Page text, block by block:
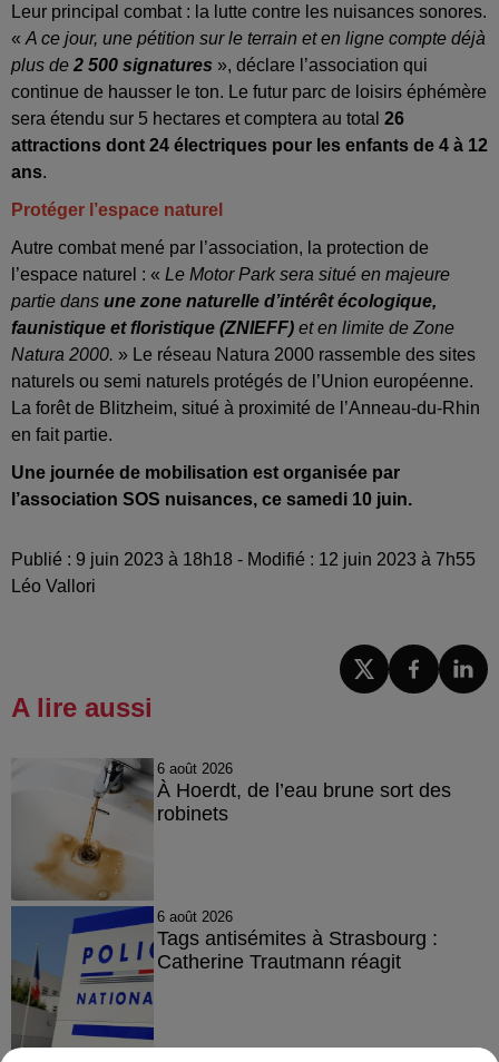
Leur principal combat : la lutte contre les nuisances sonores.
« A ce jour, une pétition sur le terrain et en ligne compte déjà
plus de 2 500 signatures », déclare l’association qui
continue de hausser le ton. Le futur parc de loisirs éphémère
sera étendu sur 5 hectares et comptera au total 26
attractions dont 24 électriques pour les enfants de 4 à 12
ans.
Protéger l’espace naturel
Autre combat mené par l’association, la protection de
l’espace naturel : « Le Motor Park sera situé en majeure
partie dans une zone naturelle d’intérêt écologique,
faunistique et floristique (ZNIEFF) et en limite de Zone
Natura 2000. » Le réseau Natura 2000 rassemble des sites
naturels ou semi naturels protégés de l’Union européenne.
La forêt de Blitzheim, situé à proximité de l’Anneau-du-Rhin
en fait partie.
Une journée de mobilisation est organisée par
l’association SOS nuisances, ce samedi 10 juin.
Publié : 9 juin 2023 à 18h18 - Modifié : 12 juin 2023 à 7h55
Léo Vallori
A lire aussi
6 août 2026
À Hoerdt, de l’eau brune sort des
robinets
6 août 2026
Tags antisémites à Strasbourg :
Catherine Trautmann réagit